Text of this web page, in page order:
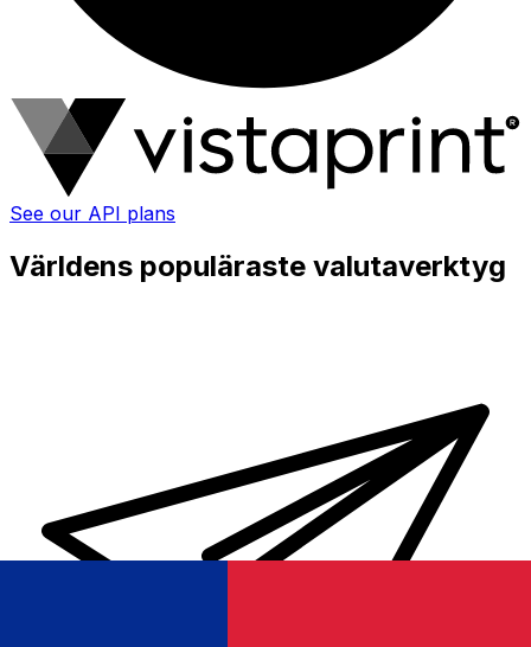
See our API plans
Världens populäraste valutaverktyg